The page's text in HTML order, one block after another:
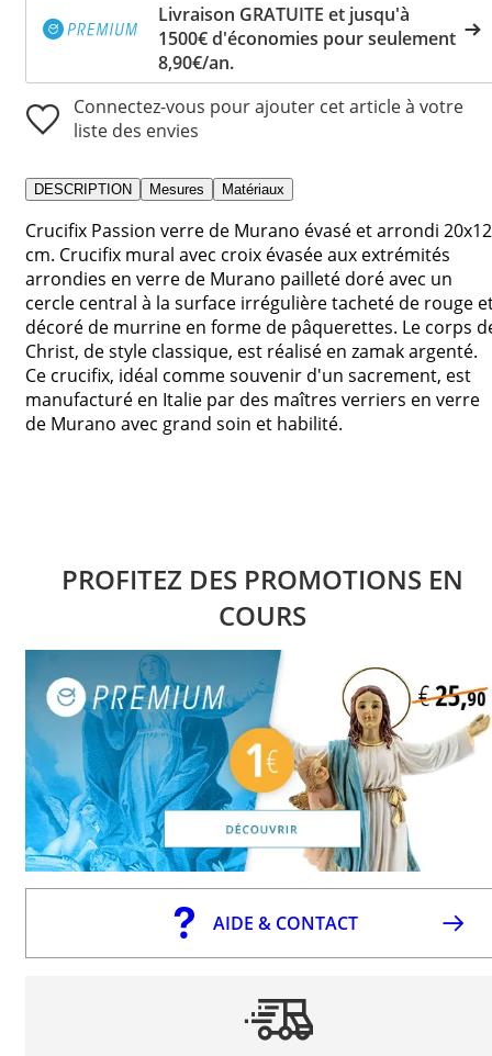
Livraison GRATUITE et jusqu'à
1500€ d'économies pour seulement
8,90€/an.
Connectez-vous pour ajouter cet article à votre
liste des envies
DESCRIPTION Mesures Matériaux
Crucifix Passion verre de Murano évasé et arrondi 20x12
cm. Crucifix mural avec croix évasée aux extrémités
arrondies en verre de Murano pailleté doré avec un
cercle central à la surface irrégulière tacheté de rouge
décoré de murrine en forme de pâquerettes. Le corps
Christ, de style classique, est réalisé en zamak argenté.
Ce crucifix, idéal comme souvenir d'un sacrement, est
manufacturé en Italie par des maîtres verriers en verre
de Murano avec grand soin et habilité.
PROFITEZ DES PROMOTIONS EN
COURS
AIDE & CONTACT